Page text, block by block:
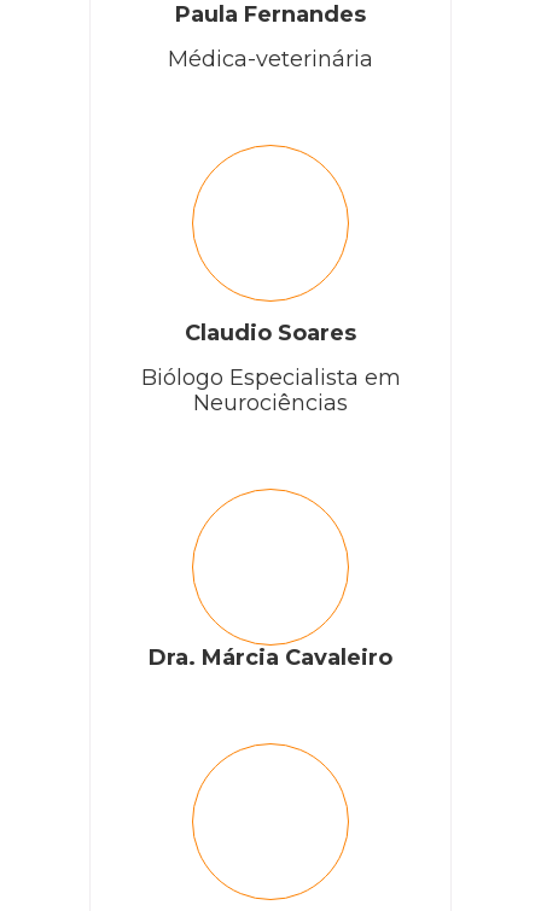
Paula Fernandes
Médica-veterinária
Claudio Soares
Biólogo Especialista em
Neurociências
Dra. Márcia Cavaleiro